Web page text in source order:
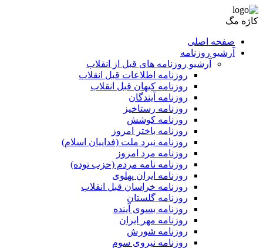
کاژه مگ
صفحه اصلی
آرشیو روزنامه
آرشیو روزنامه های قبل از انقلاب
روزنامه اطلاعات قبل انقلاب
روزنامه کیهان قبل انقلاب
روزنامه آیندگان
روزنامه رستاخیز
روزنامه کوشش
روزنامه باختر امروز
روزنامه نبرد ملت (فداییان اسلام)
روزنامه مرد امروز
روزنامه نامه مردم (حزب توده)
روزنامه ایران پهلوی
روزنامه خراسان قبل انقلاب
روزنامه گلستان
روزنامه بسوی آینده
روزنامه مهر ایران
روزنامه شورش
روزنامه نیروی سوم